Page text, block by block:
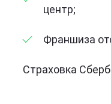
центр;
Франшиза
Страховка